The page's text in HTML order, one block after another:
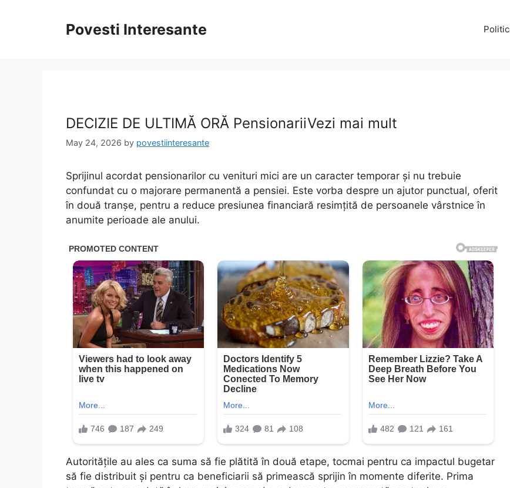
Povesti Interesante
DECIZIE DE ULTIMĂ ORĂ PensionariiVezi mai mult
May 24, 2026 by povestiinteresante
Sprijinul acordat pensionarilor cu venituri mici are un caracter temporar și nu trebuie
confundat cu o majorare permanentă a pensiei. Este vorba despre un ajutor punctual, oferit
în două tranșe, pentru a reduce presiunea financiară resimțită de persoanele vârstnice în
anumite perioade ale anului.
Autoritățile au ales ca suma să fie plătită în două etape, tocmai pentru ca impactul bugetar
să fie distribuit și pentru ca beneficiarii să primească sprijin în momente diferite. Prima